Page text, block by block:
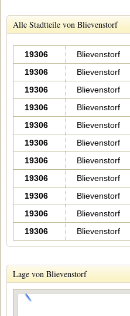
Alle Stadtteile von Blievenstorf
19306
Blievenstorf
19306
Blievenstorf
19306
Blievenstorf
19306
Blievenstorf
19306
Blievenstorf
19306
Blievenstorf
19306
Blievenstorf
19306
Blievenstorf
19306
Blievenstorf
19306
Blievenstorf
19306
Blievenstorf
Lage von Blievenstorf